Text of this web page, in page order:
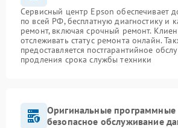
Сервисный центр Epson обеспечивает
по всей РФ, бесплатную диагностику и
ремонт, включая срочный ремонт.
отслеживать статус ремонта онлайн.
предоставляется постгарантийное
продления срока службы техники
Оригинальные программные
безопасное обслуживание